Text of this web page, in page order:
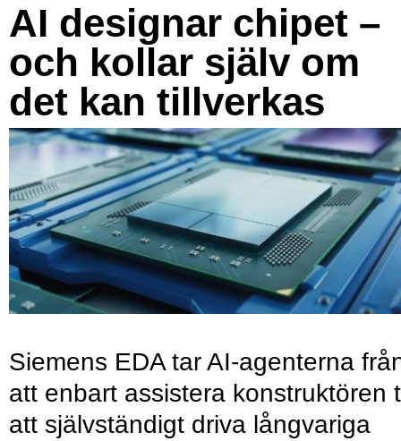
AI designar chipet –
och kollar själv om
det kan tillverkas
Siemens EDA tar AI-agenterna
att enbart assistera konstruktören
att självständigt driva långvariga